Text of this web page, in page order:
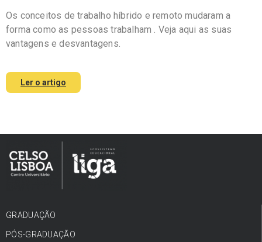
Os conceitos de trabalho híbrido e remoto mudaram a
forma como as pessoas trabalham . Veja aqui as suas
vantagens e desvantagens.
Ler o artigo
GRADUAÇÃO
PÓS-GRADUAÇÃO